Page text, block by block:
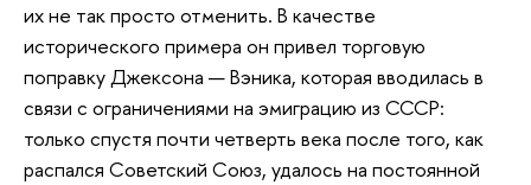
их не так просто отменить. В качестве
исторического примера он привел торговую
поправку Джексона — Вэника, которая вводилась в
связи с ограничениями на эмиграцию из СССР:
только спустя почти четверть века после того, как
распался Советский Союз, удалось на постоянной